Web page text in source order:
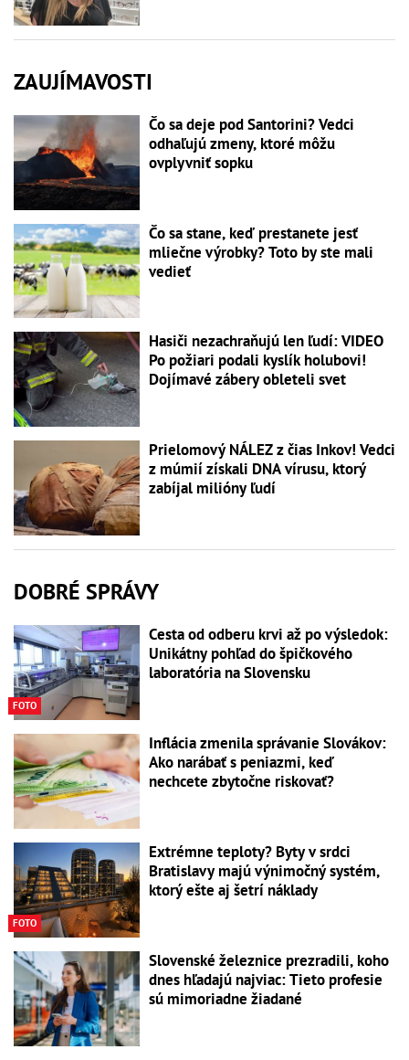
ZAUJÍMAVOSTI
Čo sa deje pod Santorini? Vedci
odhaľujú zmeny, ktoré môžu
ovplyvniť sopku
Čo sa stane, keď prestanete jesť
mliečne výrobky? Toto by ste mali
vedieť
Hasiči nezachraňujú len ľudí: VIDEO
Po požiari podali kyslík holubovi!
Dojímavé zábery obleteli svet
Prielomový NÁLEZ z čias Inkov! Vedci
z múmií získali DNA vírusu, ktorý
zabíjal milióny ľudí
DOBRÉ SPRÁVY
FOTO
Cesta od odberu krvi až po výsledok:
Unikátny pohľad do špičkového
laboratória na Slovensku
Inflácia zmenila správanie Slovákov:
Ako narábať s peniazmi, keď
nechcete zbytočne riskovať?
FOTO
Extrémne teploty? Byty v srdci
Bratislavy majú výnimočný systém,
ktorý ešte aj šetrí náklady
Slovenské železnice prezradili, koho
dnes hľadajú najviac: Tieto profesie
sú mimoriadne žiadané